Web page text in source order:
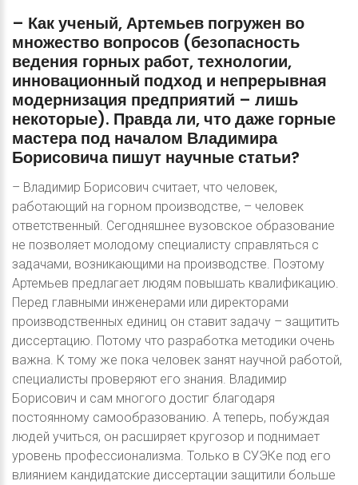
– Какученый,Артемьев погружен во
множество вопросов (безопасность
ведения горных работ,технологии,
инновационный подход и непрерывная
модернизация предприятий – лишь
некоторые). Правдали,чтодаже горные
мастера под началом Владимира
Борисовича пишут научныестатьи?
– Владимир Борисович считает, что человек,
работающий на горном производстве, – человек
ответственный. Сегодняшнее вузовское образование
не позволяет молодому специалисту справляться с
задачами, возникающими на производстве. Поэтому
Артемьев предлагает людям повышать квалификацию.
Перед главными инженерами или директорами
производственных единиц он ставит задачу – защитить
диссертацию. Потому что разработка методики очень
важна. К тому же пока человек занят научной работой,
специалисты проверяют его знания. Владимир
Борисович и сам многого достиг благодаря
постоянному самообразованию. А теперь, побуждая
людей учиться, он расширяет кругозор и поднимает
уровень профессионализма. Только в СУЭКе под его
влиянием кандидатские диссертации защитили больше